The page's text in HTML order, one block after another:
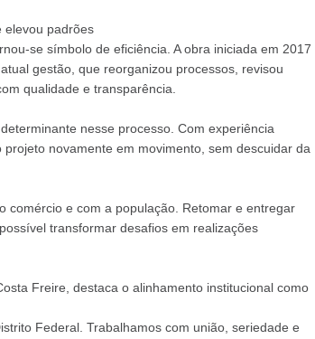
elevou padrões
se símbolo de eficiência. A obra iniciada em 2017
gestão, que reorganizou processos, revisou
qualidade e transparência.
nesse processo. Com experiência
novamente em movimento, sem descuidar da
comércio e com a população. Retomar e entregar
transformar desafios em realizações
Freire, destaca o alinhamento institucional como
Federal. Trabalhamos com união, seriedade e